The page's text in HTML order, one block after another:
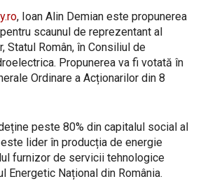
, Ioan Alin Demian este propunerea
scaunul de reprezentant al
Statul Român, în Consiliul de
Propunerea va fi votată în
Ordinare a Acționarilor din 8
peste 80% din capitalul social al
lider în producția de energie
furnizor de servicii tehnologice
Energetic Național din România.